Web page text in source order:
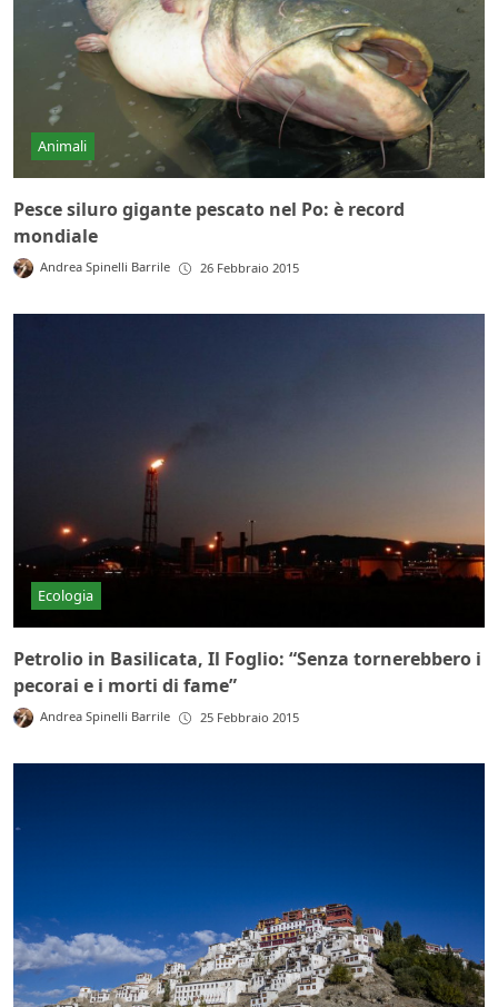
Animali
Pesce siluro gigante pescato nel Po: è record
mondiale
Andrea Spinelli Barrile 26 Febbraio 2015
Ecologia
Petrolio in Basilicata, Il Foglio: “Senza tornerebbero i
pecorai e i morti di fame”
Andrea Spinelli Barrile 25 Febbraio 2015